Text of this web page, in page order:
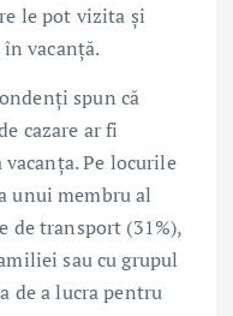
le pot vizita și
vacanță.
spun că
cazare ar fi
Pe locurile
unui membru al
de transport (31%),
sau cu grupul
de a lucra pentru